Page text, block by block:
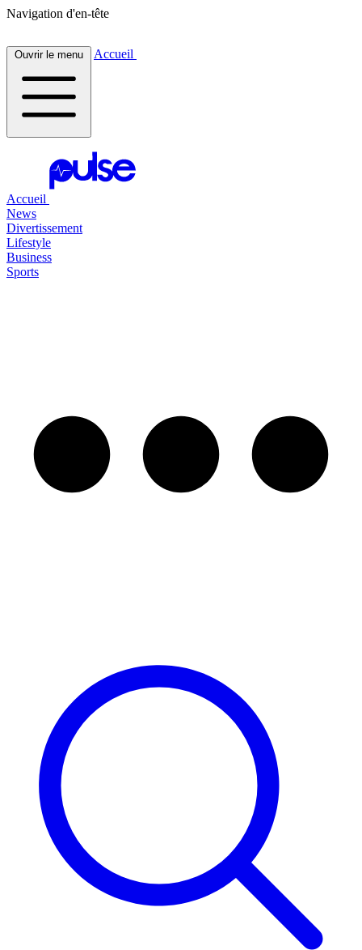
Navigation d'en-tête
Ouvrir le menu Accueil
Accueil
News
Divertissement
Lifestyle
Business
Sports